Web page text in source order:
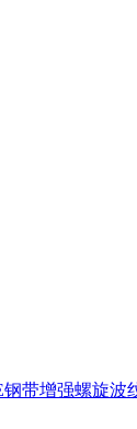
钢带增强螺旋波